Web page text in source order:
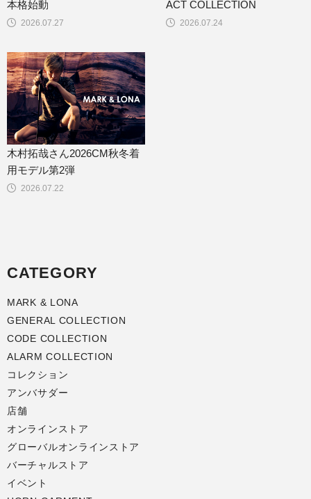
2026.07.27
本格始動
2026.07.24
ACT COLLECTION
2026.07.22
木村拓哉さん2026CM秋冬着
用モデル第2弾
CATEGORY
MARK & LONA
GENERAL COLLECTION
CODE COLLECTION
ALARM COLLECTION
コレクション
アンバサダー
店舗
オンラインストア
グローバルオンラインストア
バーチャルストア
イベント